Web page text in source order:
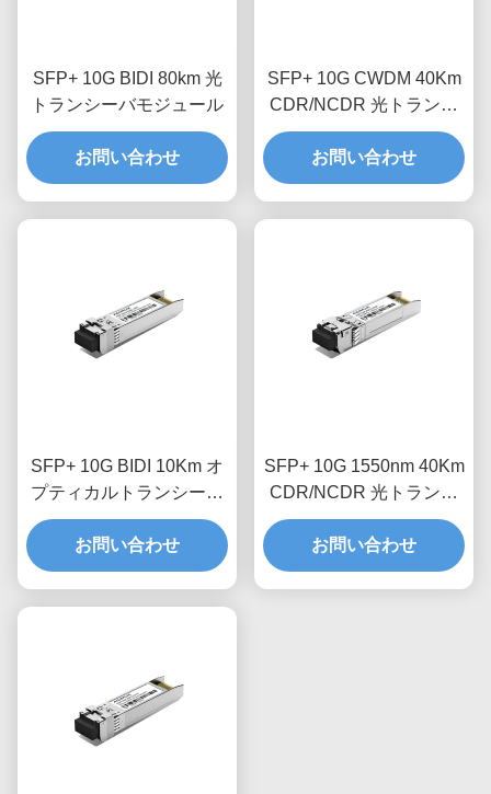
SFP+ 10G BIDI 80km 光
トランシーバモジュール
お問い合わせ
SFP+ 10G CWDM 40Km
CDR/NCDR 光トランシ
ーバモジュール
お問い合わせ
SFP+ 10G BIDI 10Km オ
プティカルトランシーバ
ーモジュール
お問い合わせ
SFP+ 10G 1550nm 40Km
CDR/NCDR 光トランシ
ーバモジュール
お問い合わせ